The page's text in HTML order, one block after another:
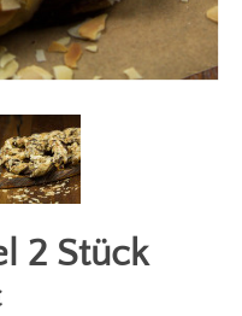
2 Stück